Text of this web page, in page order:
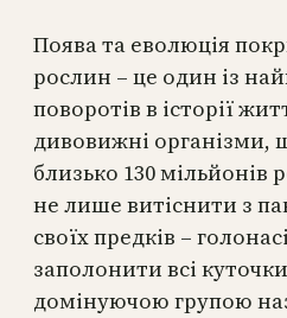
Поява та еволюція
рослин – це один із
поворотів в історії
дивовижні організми,
близько 130 мільйонів
не лише витіснити з
своїх предків –
заполонити всі
домінуючою групою